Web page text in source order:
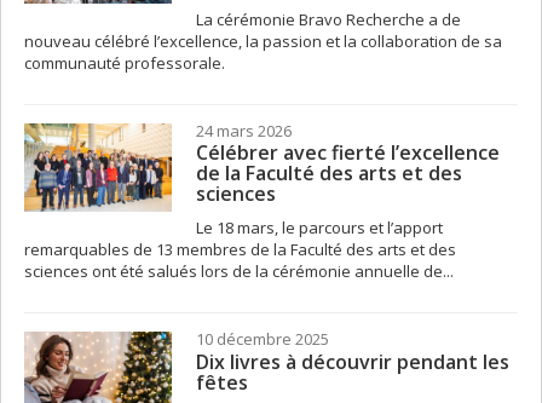
La cérémonie Bravo Recherche a de
nouveau célébré l’excellence, la passion et la collaboration de sa
communauté professorale.
24 mars 2026
Célébrer avec fierté l’excellence
de la Faculté des arts et des
sciences
Le 18 mars, le parcours et l’apport
remarquables de 13 membres de la Faculté des arts et des
sciences ont été salués lors de la cérémonie annuelle de...
10 décembre 2025
Dix livres à découvrir pendant les
fêtes